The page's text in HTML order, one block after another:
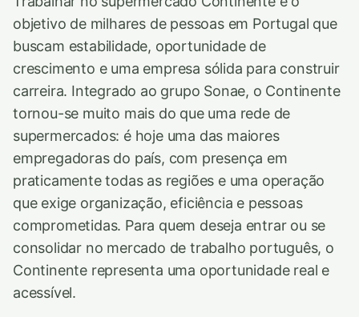
objetivo de milhares de pessoas em Portugal que
buscam estabilidade, oportunidade de
crescimento e uma empresa sólida para construir
carreira. Integrado ao grupo Sonae, o Continente
tornou-se muito mais do que uma rede de
supermercados: é hoje uma das maiores
empregadoras do país, com presença em
praticamente todas as regiões e uma operação
que exige organização, eficiência e pessoas
comprometidas. Para quem deseja entrar ou se
consolidar no mercado de trabalho português, o
Continente representa uma oportunidade real e
acessível.